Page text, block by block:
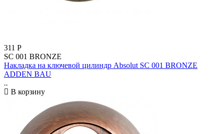
311 Р
SC 001 BRONZE
Накладка на ключевой цилиндр Absolut SC 001 BRONZE
ADDEN BAU
..
В корзину